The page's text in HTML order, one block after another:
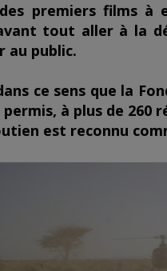
premiers films à
tout aller à la
au public.
ce sens que la
permis, à plus de
est reconnu